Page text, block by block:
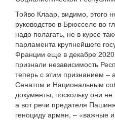
Тойво Клаар, видимо, этого
руководство в Брюсселе во
надо полагать, не в курсе
парламента крупнейшего
Франции еще в декабре
признали независимость
теперь с этим признанием –
Сенатом и Национальным
документы, поскольку они
а вот речи предателя
геноциду армян, – «важные